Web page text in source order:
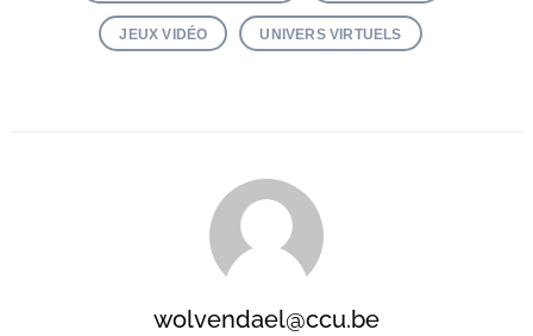
JEUX VIDÉO UNIVERS VIRTUELS
wolvendael@ccu.be